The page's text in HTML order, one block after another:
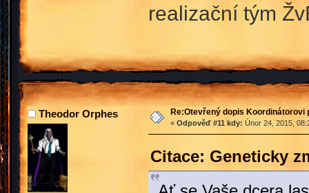
realizační tým
Theodor Orphes Re:Otevřený dopis Koordinátorovi
« Odpověď #11 kdy: Únor 24, 2015,
Citace: Geneticky